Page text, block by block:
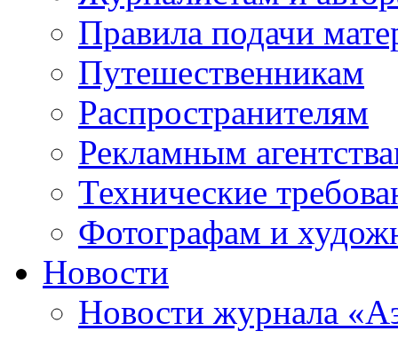
Правила подачи
Путешественникам
Распространителям
Рекламным
Технические
Фотографам и
Новости
Новости журнала